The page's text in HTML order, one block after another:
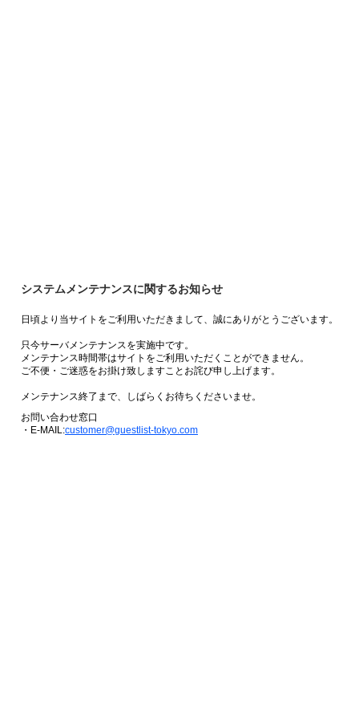
システムメンテナンスに関するお知らせ
日頃より当サイトをご利用いただきまして、誠にありがとうございます。
只今サーバメンテナンスを実施中です。
メンテナンス時間帯はサイトをご利用いただくことができません。
ご不便・ご迷惑をお掛け致しますことお詫び申し上げます。
メンテナンス終了まで、しばらくお待ちくださいませ。
お問い合わせ窓口
・E-MAIL:customer@guestlist-tokyo.com